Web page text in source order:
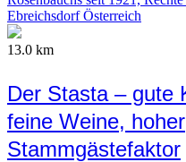
Ebreichsdorf Österreich
13.0 km
Der Stasta – gute
feine Weine, hoher
Stammgästefaktor